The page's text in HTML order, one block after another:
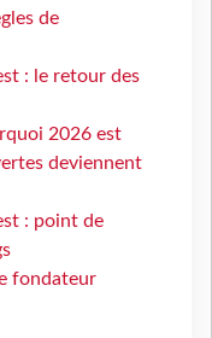
de
: le retour des
2026 est
deviennent
: point de
fondateur